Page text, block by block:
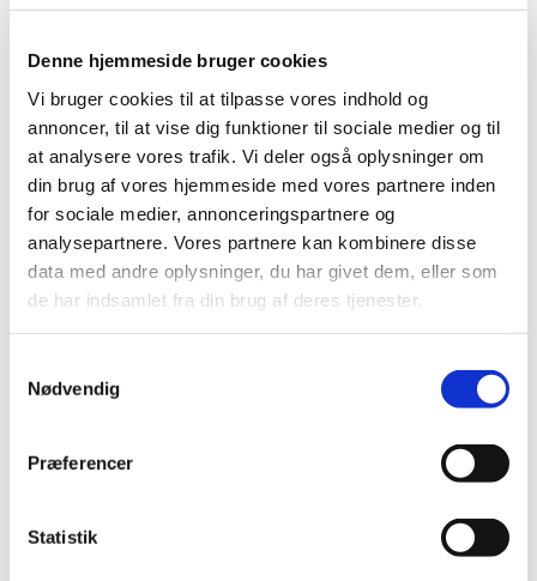
Denne hjemmeside bruger cookies
Vi bruger cookies til at tilpasse vores indhold og
annoncer, til at vise dig funktioner til sociale medier og til
at analysere vores trafik. Vi deler også oplysninger om
din brug af vores hjemmeside med vores partnere inden
for sociale medier, annonceringspartnere og
analysepartnere. Vores partnere kan kombinere disse
data med andre oplysninger, du har givet dem, eller som
de har indsamlet fra din brug af deres tjenester.
Nødvendig
Præferencer
Statistik
Du vil måske også kunne